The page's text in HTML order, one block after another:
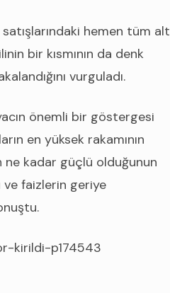
hemen tüm alt
bir kısmının da denk
vurguladı.
önemli bir göstergesi
en yüksek rakamının
kadar güçlü olduğunun
ve faizlerin geriye
kirildi-p174543